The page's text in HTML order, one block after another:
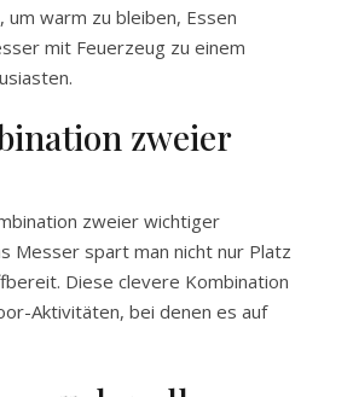
warm zu bleiben, Essen
mit Feuerzeug zu einem
zweier
zweier wichtiger
Messer spart man nicht nur Platz
Diese clevere Kombination
Aktivitäten, bei denen es auf